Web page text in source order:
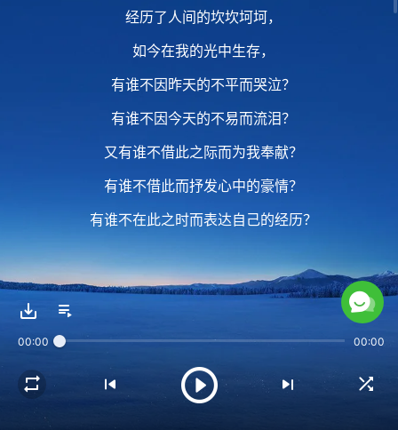
经历了人间的坎坎坷坷，
如今在我的光中生存，
有谁不因昨天的不平而哭泣？
有谁不因今天的不易而流泪？
又有谁不借此之际而为我奉献？
有谁不借此而抒发心中的豪情？
有谁不在此之时而表达自己的经历？
2 人都在此之时
多少人为昨天的追求而痛恨自己，
00:00 00:00